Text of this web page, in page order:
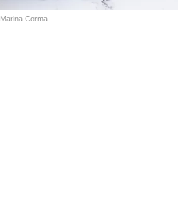
Marina Corma